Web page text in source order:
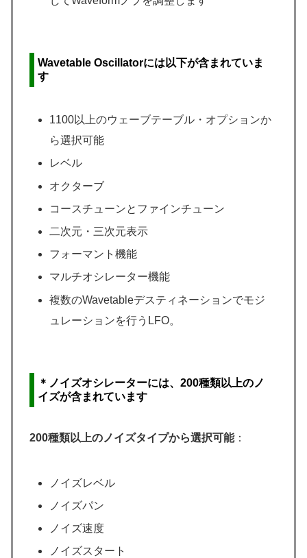
Wavetable Oscillatorには以下が含まれていま
す
1100以上のウェーブテーブル・オプションか
ら選択可能
レベル
オクターブ
コースチューンとファインチューン
二次元・三次元表示
フォーマント機能
マルチオシレーター機能
複数のWavetableデスティネーションでモジ
ュレーションを行うLFO。
＊ ノイズオシレーターには、200種類以上のノ
イズが含まれています
200種類以上のノイズタイプから選択可能：
ノイズレベル
ノイズパン
ノイズ速度
ノイズスタート